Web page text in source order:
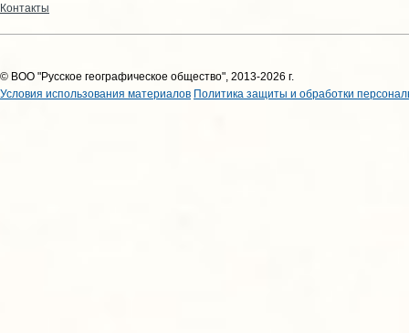
Контакты
© ВОО "Русское географическое общество", 2013-2026 г.
Условия использования материалов Политика защиты и обработки